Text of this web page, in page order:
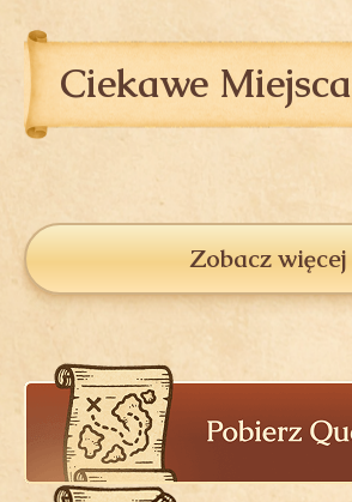
Ciekawe Miejsca
Zobacz więcej